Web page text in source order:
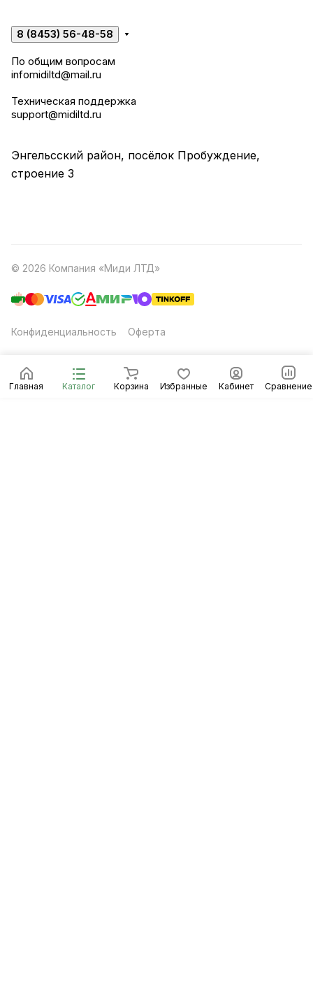
Главная Каталог Корзина Избранные Кабинет Сравнение
8 (8453) 56-48-58
По общим вопросам
infomidiltd@mail.ru
Техническая поддержка
support@midiltd.ru
Энгельсский район, посёлок Пробуждение,
строение 3
© 2026 Компания «Миди ЛТД»
Конфиденциальность Оферта